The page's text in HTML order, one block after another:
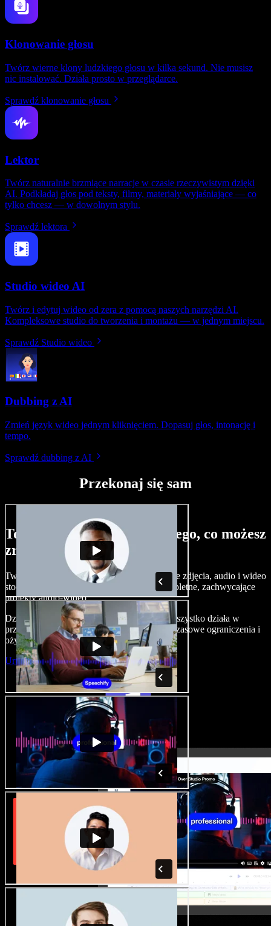
Klonowanie głosu
Twórz wierne klony ludzkiego głosu w kilka sekund. Nie musisz
nic instalować. Działa prosto w przeglądarce.
Sprawdź klonowanie głosu
Lektor
Twórz naturalnie brzmiące narracje w czasie rzeczywistym dzięki
AI. Podkładaj głos pod teksty, filmy, materiały wyjaśniające — co
tylko chcesz — w dowolnym stylu.
Sprawdź lektora
Studio wideo AI
Twórz i edytuj wideo od zera z pomocą naszych narzędzi AI.
Kompleksowe studio do tworzenia i montażu — w jednym miejscu.
Sprawdź Studio wideo
Dubbing z AI
Zmień język wideo jednym kliknięciem. Dopasuj głos, intonację i
tempo.
Sprawdź dubbing z AI
Przekonaj się sam
To tylko niewielka próbka tego, co możesz
zrobić z Speechify Studio.
Twórz nagrania lektorskie, dodawaj bezpłatne zdjęcia, audio i wideo
stockowe, klonuj swój głos — i składaj kompletne, zachwycające
projekty audio-wideo.
Dzięki zerowej krzywej uczenia i temu, że wszystko działa w
przeglądarce, twórcy mogą porzucić dotychczasowe ograniczenia i
ożywić każdy kreatywny pomysł.
Uruchom Studio